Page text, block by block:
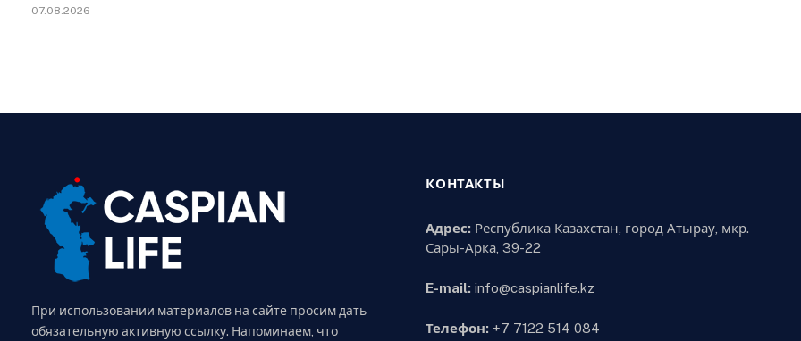
07.08.2026
При использовании материалов на сайте просим дать
обязательную активную ссылку. Напоминаем, что
КОНТАКТЫ
Адрес: Республика Казахстан, город Атырау, мкр.
Сары-Арка, 39-22
E-mail: info@caspianlife.kz
Телефон: +7 7122 514 084